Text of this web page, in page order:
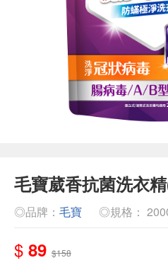
毛寶葳香抗菌洗衣
◎品牌： 毛寶 ◎規格：
$ 89 $158